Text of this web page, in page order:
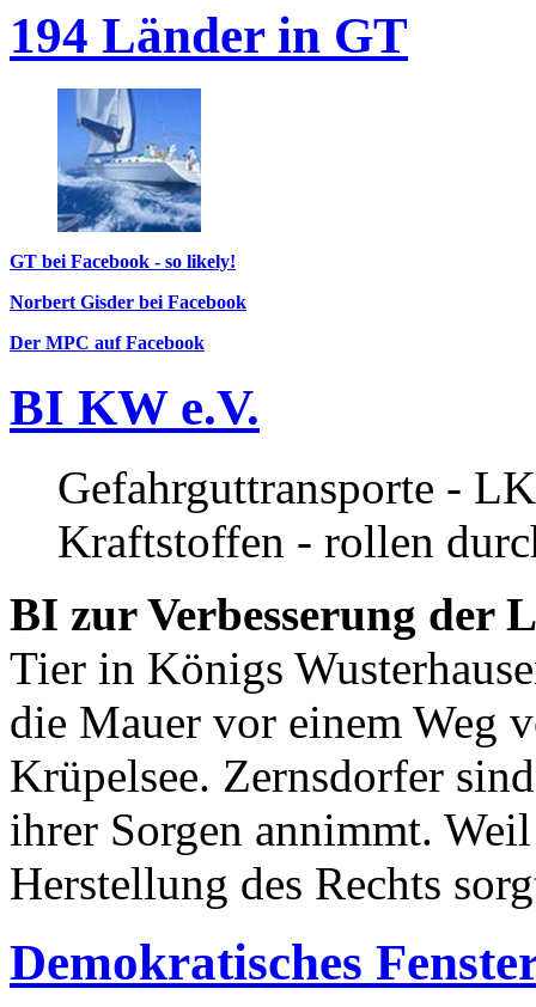
194 Länder in GT
GT bei Facebook - so likely!
Norbert Gisder bei Facebook
Der MPC auf Facebook
BI KW e.V.
Gefahrguttransporte -
Kraftstoffen - rollen
BI zur Verbesserung der
Tier in Königs
die Mauer vor einem Weg
Krüpelsee. Zernsdorfer
ihrer Sorgen annimmt.
Herstellung des Rechts
Demokratisches